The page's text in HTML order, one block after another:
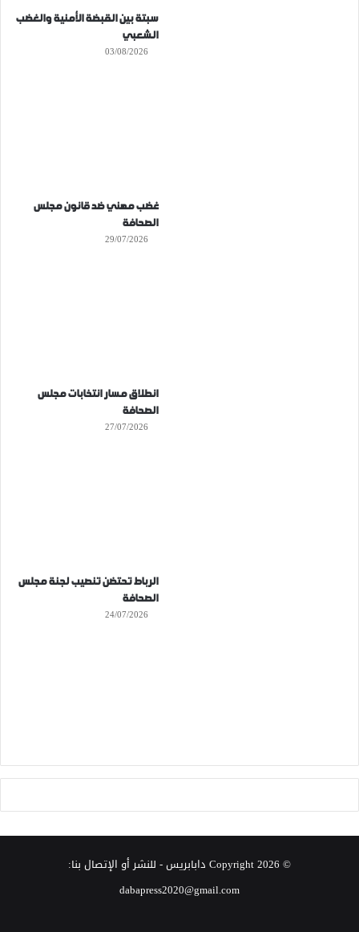
سبتة بين القبضة الأمنية والغضب
الشعبي
03/08/2026
غضب مهني ضد قانون مجلس
الصحافة
29/07/2026
انطلاق مسار انتخابات مجلس
الصحافة
27/07/2026
الرباط تحتضن تنصيب لجنة مجلس
الصحافة
24/07/2026
© Copyright 2026 دابابريس- للنشر أو الإتصال بنا:
dabapress2020@gmail.com